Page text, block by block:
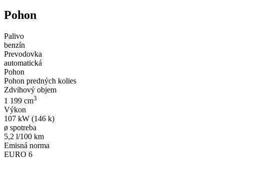
Pohon
Palivo
benzín
Prevodovka
automatická
Pohon
Pohon predných kolies
Zdvihový objem
1 199 cm3
Výkon
107 kW (146 k)
ø spotreba
5,2 l/100 km
Emisná norma
EURO 6